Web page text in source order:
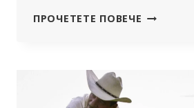
ПРОЧЕТЕТЕ ПОВЕЧЕ